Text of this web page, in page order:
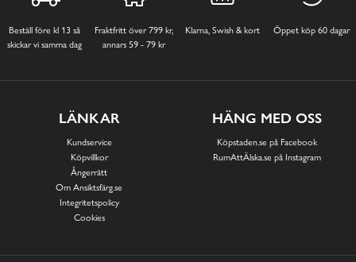
Beställ före kl 13 så
skickar vi samma dag
Fraktfritt över 799 kr,
annars 59 - 79 kr
Klarna, Swish & kort Öppet köp 60 dagar
LÄNKAR
Kundservice
Köpvillkor
Ångerrätt
Om Ansiktsfärg.se
Integritetspolicy
Cookies
HÄNG MED OSS
Köpstaden.se på Facebook
RumAttÄlska.se på Instagram